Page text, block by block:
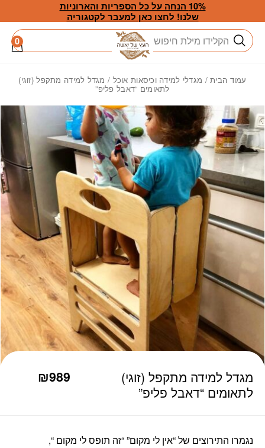
Skip to Content
10% הנחה על כל הספריות והארוניות
שלנו! לחצו כאן למעבר לקטגוריה
חיפוש 0
עמוד הבית/ מגדלי למידה וכיסאות אוכל / מגדל למידה מתקפל (זוגי)
לתאומים “דאבל פליפ”
מגדל למידה מתקפל (זוגי)
לתאומים “דאבל פליפ”
₪989
נגמרו התירוצים של “אין לי מקום” “זה תופס לי מקום “,
כמות מגדל למידה מתקפל (זוגי) לתאומים "דאבל פליפ"